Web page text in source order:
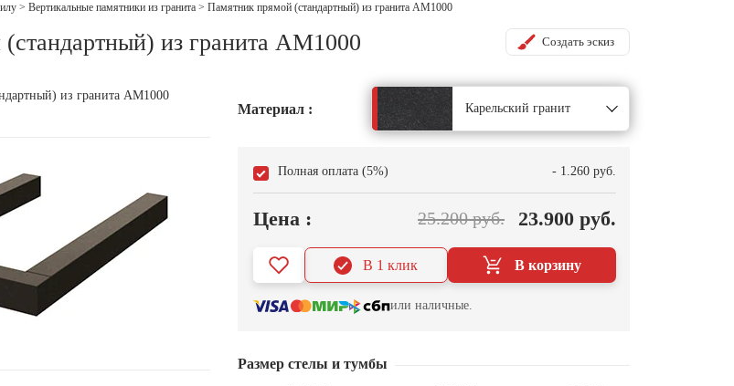
> Вертикальные памятники из гранита > Памятник прямой (стандартный) из гранита AM1000
из гранита AM1000 Создать эскиз
Материал : Карельский гранит
Полная оплата (5%) - 1.260 руб.
Цена : 25.200 руб. 23.900 руб.
В корзину
В 1 клик
или наличные.
Размер стелы и тумбы